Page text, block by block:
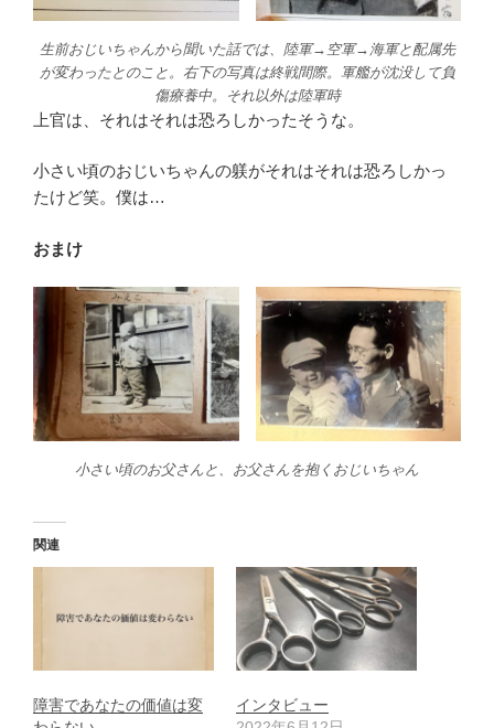
生前おじいちゃんから聞いた話では、陸軍→空軍→海軍と配属先
が変わったとのこと。右下の写真は終戦間際。軍艦が沈没して負
傷療養中。それ以外は陸軍時
上官は、それはそれは恐ろしかったそうな。
小さい頃のおじいちゃんの躾がそれはそれは恐ろしかっ
たけど笑。僕は…
おまけ
小さい頃のお父さんと、お父さんを抱くおじいちゃん
関連
障害であなたの価値は変
インタビュー